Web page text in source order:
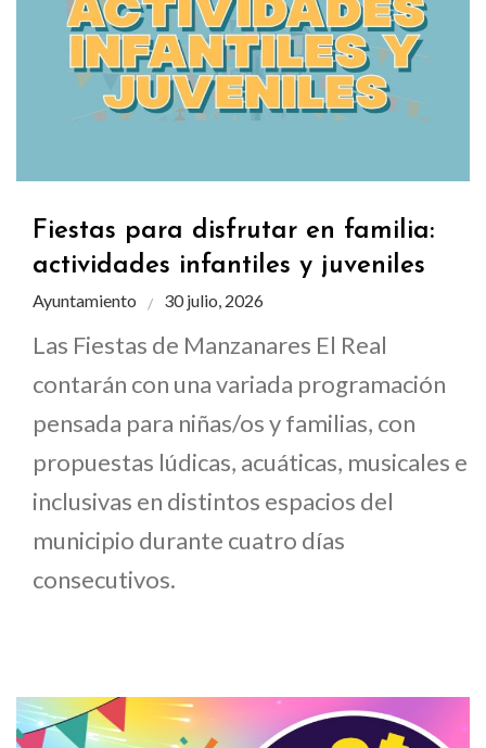
Fiestas para disfrutar en familia:
actividades infantiles y juveniles
Ayuntamiento 30 julio, 2026
Las Fiestas de Manzanares El Real
contarán con una variada programación
pensada para niñas/os y familias, con
propuestas lúdicas, acuáticas, musicales e
inclusivas en distintos espacios del
municipio durante cuatro días
consecutivos.